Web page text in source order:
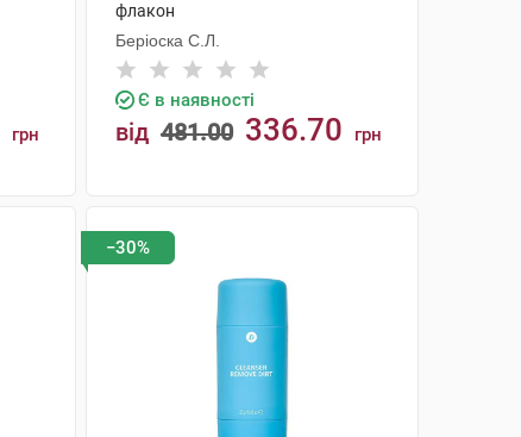
грн
флакон
Беріоска С.Л.
Є в наявності
від 481.00 336.70 грн
−30%